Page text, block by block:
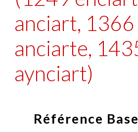
anciart, 1366
anciarte,
aynciart)
Référence